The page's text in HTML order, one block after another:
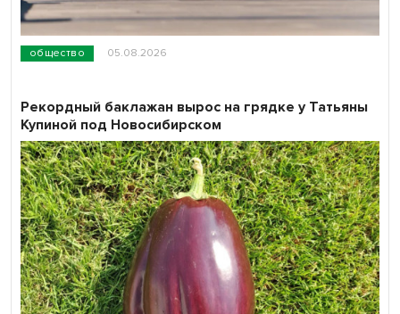
общество 05.08.2026
Рекордный баклажан вырос на грядке у Татьяны
Купиной под Новосибирском